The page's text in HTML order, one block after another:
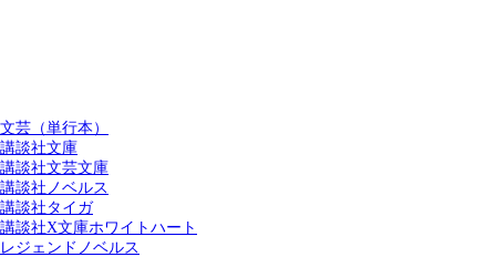
文芸（単行本）
講談社文庫
講談社文芸文庫
講談社ノベルス
講談社タイガ
講談社X文庫ホワイトハート
レジェンドノベルス